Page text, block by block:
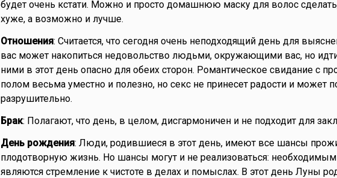
будет очень кстати. Можно и просто домашнюю маску для волос
хуже, а возможно и лучше.
Отношения: Считается, что сегодня очень неподходящий день для
вас может накопиться недовольство людьми, окружающими вас, но
ними в этот день опасно для обеих сторон. Романтическое свидание с
полом весьма уместно и полезно, но секс не принесет радости и может
разрушительно.
Брак: Полагают, что день, в целом, дисгармоничен и не подходит для
День рождения: Люди, родившиеся в этот день, имеют все шансы
плодотворную жизнь. Но шансы могут и не реализоваться:
являются стремление к чистоте в делах и помыслах. В этот день Луны